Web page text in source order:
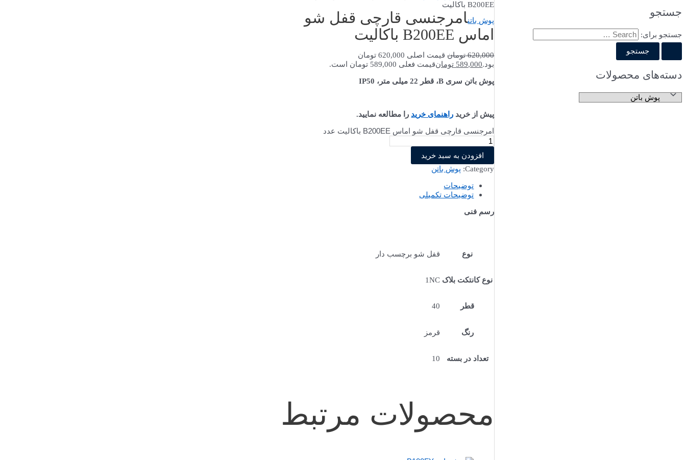
جستجو
جستجو برای:
دسته‌های محصولات
B200EE باکالیت
پوش باتنامرجنسی قارچی قفل شو
اماس B200EE باکالیت
620,000 تومان
قیمت اصلی 620,000 تومان
بود.589,000 تومانقیمت فعلی 589,000 تومان است.
پوش باتن سری B، قطر 22 میلی متر، IP50
پیش از خرید راهنمای خرید را مطالعه نمایید.
امرجنسی قارچی قفل شو اماس B200EE باکالیت عدد
افزودن به سبد خرید
Category: پوش باتن
توضیحات
توضیحات تکمیلی
رسم فنی
نوع قفل شو برچسب دار
نوع کانتکت بلاک 1NC
قطر 40
رنگ قرمز
تعداد در بسته 10
محصولات مرتبط